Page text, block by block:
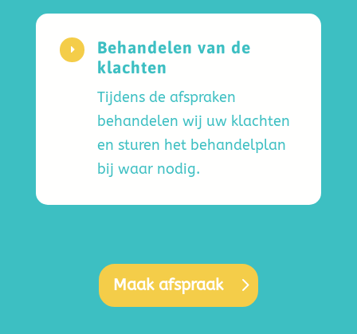
E
Behandelen van de
klachten
Tijdens de afspraken
behandelen wij uw klachten
en sturen het behandelplan
bij waar nodig.
Maak afspraak